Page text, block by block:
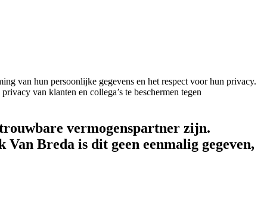
van hun persoonlijke gegevens en het respect voor hun privacy.
van klanten en collega’s te beschermen tegen
vermogenspartner zijn.
Breda is dit geen eenmalig gegeven,